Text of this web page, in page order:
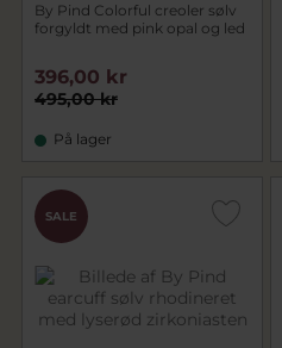
By Pind Colorful creoler sølv
forgyldt med pink opal og led
495,00 kr
396,00 kr
På lager
SALE